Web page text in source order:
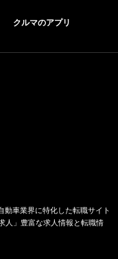
クルマのアプリ
動車業界に特化した転職サイト
人」豊富な求人情報と転職情